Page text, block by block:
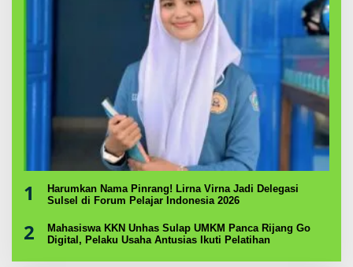
1
Harumkan Nama Pinrang! Lirna Virna Jadi Delegasi
Sulsel di Forum Pelajar Indonesia 2026
2
Mahasiswa KKN Unhas Sulap UMKM Panca Rijang Go
Digital, Pelaku Usaha Antusias Ikuti Pelatihan